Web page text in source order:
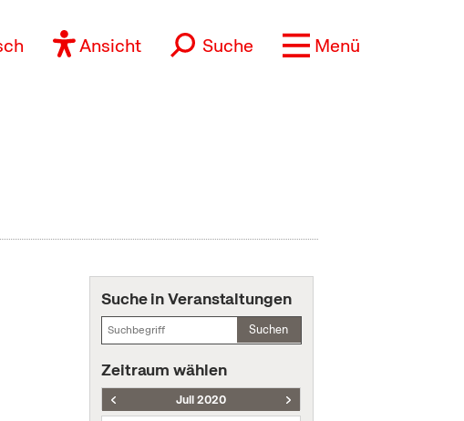
Ansicht Suche Menü
Suche in Veranstaltungen
Suchen
Zeitraum wählen
Juli 2020